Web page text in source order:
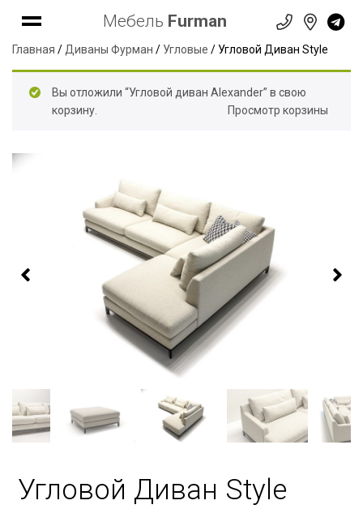
Мебель Furman
Главная / Диваны Фурман / Угловые / Угловой Диван Style
Вы отложили “Угловой диван Alexander” в свою
корзину.
Просмотр корзины
Угловой Диван Style